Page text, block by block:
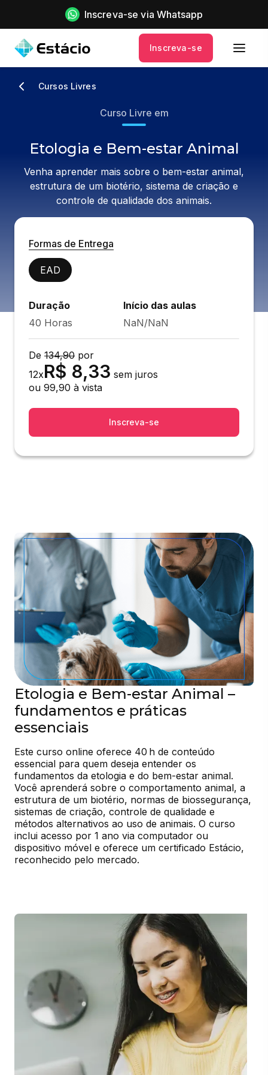
Inscreva-se via Whatsapp
Inscreva-se
Cursos Livres
Curso Livre em
Etologia e Bem-estar Animal
Venha aprender mais sobre o bem-estar animal,
estrutura de um biotério, sistema de criação e
controle de qualidade dos animais.
Formas de Entrega
EAD
Duração
40 Horas
Início das aulas
NaN/NaN
De 134,90 por
12xR$ 8,33 sem juros
ou 99,90 à vista
Inscreva-se
Etologia e Bem-estar Animal –
fundamentos e práticas
essenciais
Este curso online oferece 40 h de conteúdo
essencial para quem deseja entender os
fundamentos da etologia e do bem-estar animal.
Você aprenderá sobre o comportamento animal, a
estrutura de um biotério, normas de biossegurança,
sistemas de criação, controle de qualidade e
métodos alternativos ao uso de animais. O curso
inclui acesso por 1 ano via computador ou
dispositivo móvel e oferece um certificado Estácio,
reconhecido pelo mercado.